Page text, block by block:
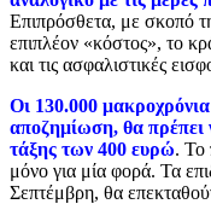
Επιπρόσθετα, με σκοπό
επιπλέον «κόστος», το
και τις ασφαλιστικές
Οι 130.000
αποζημίωση, θα πρέπει
τάξης των 400 ευρώ. Το
μόνο για μία φορά. Τα
Σεπτέμβρη, θα